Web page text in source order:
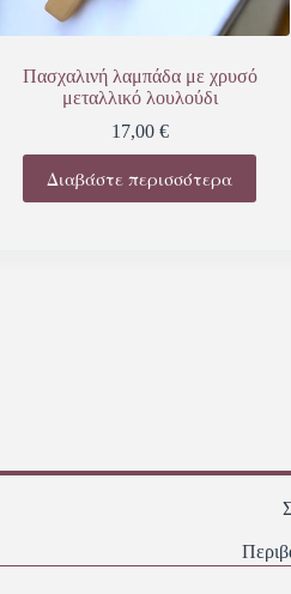
Πασχαλινή λαμπάδα με χρυσό
μεταλλικό λουλούδι
17,00 €
Διαβάστε περισσότερα